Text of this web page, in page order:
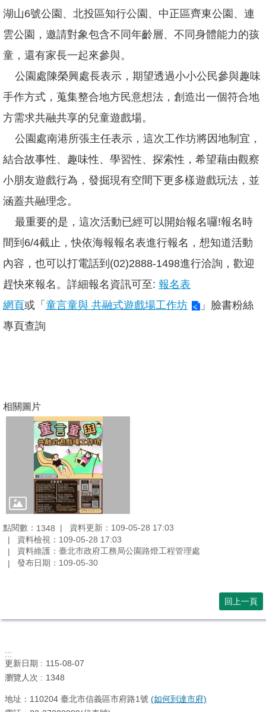
市
政
府
臺
通
府
站
資
開
放
宣
告
隱
權
及
資
訊
全
我
們
湖山6號公園、北投區知行公園、中正區齊東公園、連
雲公園，邀請對象包含不同年齡層、不同身體能力的孩
童，還有家長一起來參與。
公園處陳榮興處長表示，期望透過小小公民參與趣味
手作方式，蒐集整合地方民意想法，創造出一個符合地
方需求共融共享的兒童遊戲場。
公園處南港所張主任表示，這次工作坊將因地制宜，
結合故事性、趣味性、學習性、探索性，希望藉由觀察
小朋友遊戲行為，發掘現有空間下更多樣遊戲玩法，並
涵蓋共融理念。
最重要的是，這次活動已經可以開始報名囉!報名時
間到6/4截止，快依海報報名表進行報名，想知道活動
內容，也可以打電話到(02)2888-1498進行洽詢，歡迎
趕快來報名。詳細報名資訊可至: 報名表
網頁或「 童言童與 共融式遊戲場工作坊
」臉書粉絲
專頁查詢
相關圖片
點閱數： 1348
資料更新：109-05-28 17:03
資料檢視：109-05-28 17:03
資料維護：臺北市政府工務局公園路燈工程管理處
發布日期：109-05-30
回上一頁
:::
更新日期
115-08-07
瀏覽人次
1348
地址：110204 臺北市信義區市府路1號 (如何到達市府)